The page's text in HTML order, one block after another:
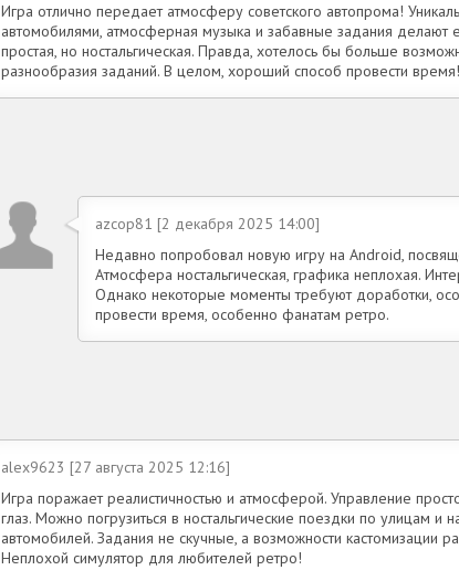
Игра отлично передает атмосферу советского автопрома!
автомобилями, атмосферная музыка и забавные задания делают
простая, но ностальгическая. Правда, хотелось бы больше
разнообразия заданий. В целом, хороший способ провести время!
azcop81 [2 декабря 2025 14:00]
Недавно попробовал новую игру на Android,
Атмосфера ностальгическая, графика неплохая.
Однако некоторые моменты требуют доработки,
провести время, особенно фанатам ретро.
alex9623 [27 августа 2025 12:16]
Игра поражает реалистичностью и атмосферой. Управление
глаз. Можно погрузиться в ностальгические поездки по улицам и
автомобилей. Задания не скучные, а возможности кастомизации
Неплохой симулятор для любителей ретро!